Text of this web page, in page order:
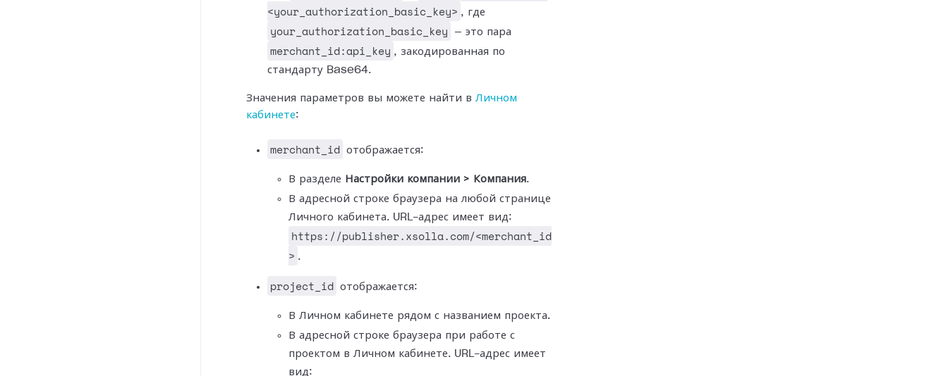
<your_authorization_basic_key> , где
your_authorization_basic_key — это пара
merchant_id:api_key , закодированная по
стандарту Base64.
Значения параметров вы можете найти в Личном
кабинете:
merchant_id отображается:
В разделе Настройки компании > Компания.
В адресной строке браузера на любой странице
Личного кабинета. URL-адрес имеет вид:
https://publisher.xsolla.com/<merchant_id
> .
project_id отображается:
В Личном кабинете рядом с названием проекта.
В адресной строке браузера при работе с
проектом в Личном кабинете. URL-адрес имеет
вид: